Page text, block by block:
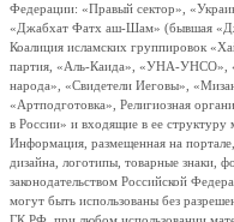
Федерации: «Правый сектор»,
«Джабхат Фатх аш-Шам» (бывшая
Коалиция исламских группировок
партия, «Аль-Каида», «УНА-УНСО»,
народа», «Свидетели Иеговы»,
«Артподготовка», Религиозная
в России» и входящие в ее структуру
Информация, размещенная на
дизайна, логотипы, товарные знаки,
законодательством Российской
могут быть использованы без